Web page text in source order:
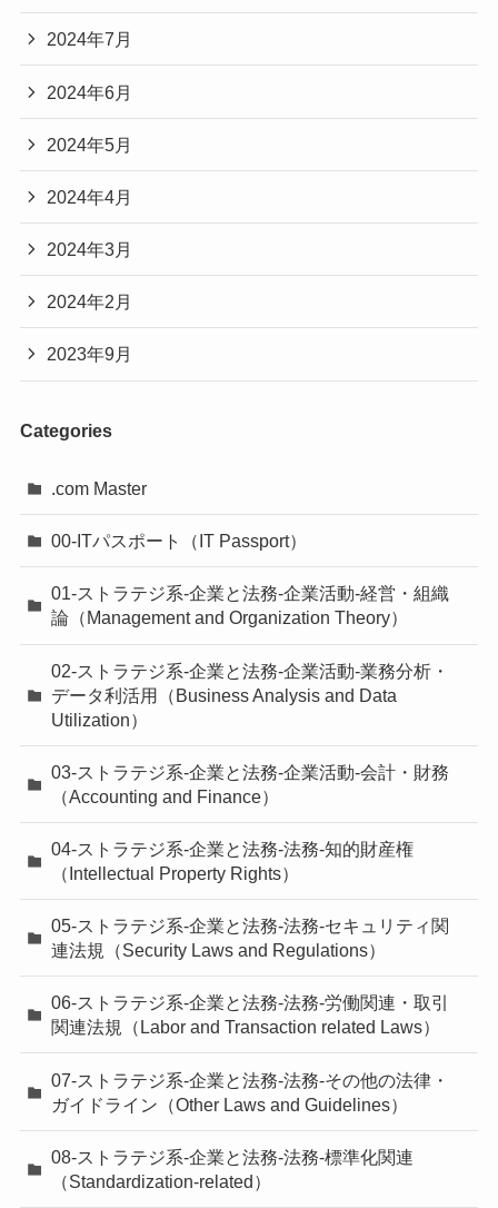
2024年7月
2024年6月
2024年5月
2024年4月
2024年3月
2024年2月
2023年9月
Categories
.com Master
00-ITパスポート（IT Passport）
01-ストラテジ系-企業と法務-企業活動-経営・組織
論（Management and Organization Theory）
02-ストラテジ系-企業と法務-企業活動-業務分析・
データ利活用（Business Analysis and Data
Utilization）
03-ストラテジ系-企業と法務-企業活動-会計・財務
（Accounting and Finance）
04-ストラテジ系-企業と法務-法務-知的財産権
（Intellectual Property Rights）
05-ストラテジ系-企業と法務-法務-セキュリティ関
連法規（Security Laws and Regulations）
06-ストラテジ系-企業と法務-法務-労働関連・取引
関連法規（Labor and Transaction related Laws）
07-ストラテジ系-企業と法務-法務-その他の法律・
ガイドライン（Other Laws and Guidelines）
08-ストラテジ系-企業と法務-法務-標準化関連
（Standardization-related）